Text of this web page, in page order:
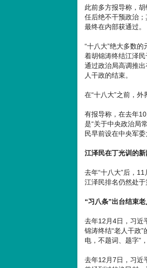
此前多方报导称，
任后绝不干预政治
最终在内部获通过。
“十八大”绝大多数
着胡锦涛终结江泽
通过政治局高调推
人干政的结束。
在“十八大”之前，外
有报导称，在去年
是“关于中央政治局
民早前设在中央军委
江泽民在丁光训的
去年“十八大”后，
江泽民排名仍然处于
“习八条”出台结束
去年12月4日，习近
锦涛终结“老人干政
电，不题词、题字”
去年12月7日，习近